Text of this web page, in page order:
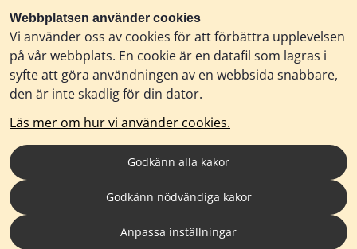
Webbplatsen använder cookies
Vi använder oss av cookies för att förbättra upplevelsen
på vår webbplats. En cookie är en datafil som lagras i
syfte att göra användningen av en webbsida snabbare,
den är inte skadlig för din dator.
Läs mer om hur vi använder cookies.
Godkänn alla kakor
Godkänn nödvändiga kakor
Anpassa inställningar